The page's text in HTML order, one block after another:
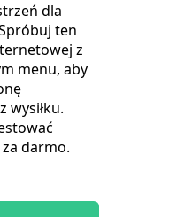
dla
ten
z
menu, aby
wysiłku.
darmo.